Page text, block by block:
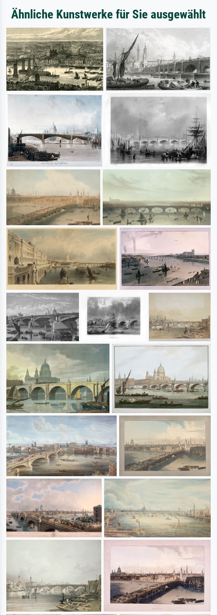
Ähnliche Kunstwerke für Sie ausgewählt